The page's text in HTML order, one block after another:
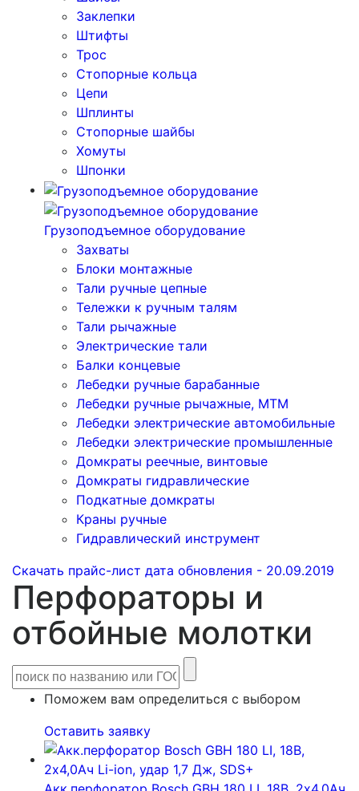
Заклепки
Штифты
Трос
Стопорные кольца
Цепи
Шплинты
Стопорные шайбы
Хомуты
Шпонки
Грузоподъемное оборудование
Захваты
Блоки монтажные
Тали ручные цепные
Тележки к ручным талям
Тали рычажные
Электрические тали
Балки концевые
Лебедки ручные барабанные
Лебедки ручные рычажные, МТМ
Лебедки электрические автомобильные
Лебедки электрические промышленные
Домкраты реечные, винтовые
Домкраты гидравлические
Подкатные домкраты
Краны ручные
Гидравлический инструмент
Скачать прайс-лист дата обновления - 20.09.2019
Перфораторы и
отбойные молотки
Поможем вам определиться с выбором
Оставить заявку